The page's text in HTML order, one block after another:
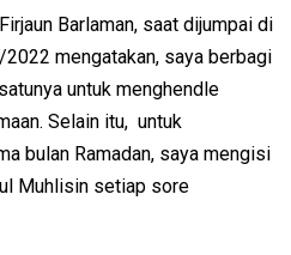
Barlaman, saat dijumpai di
mengatakan, saya berbagi
untuk menghendle
Selain itu, untuk
bulan Ramadan, saya mengisi
Muhlisin setiap sore